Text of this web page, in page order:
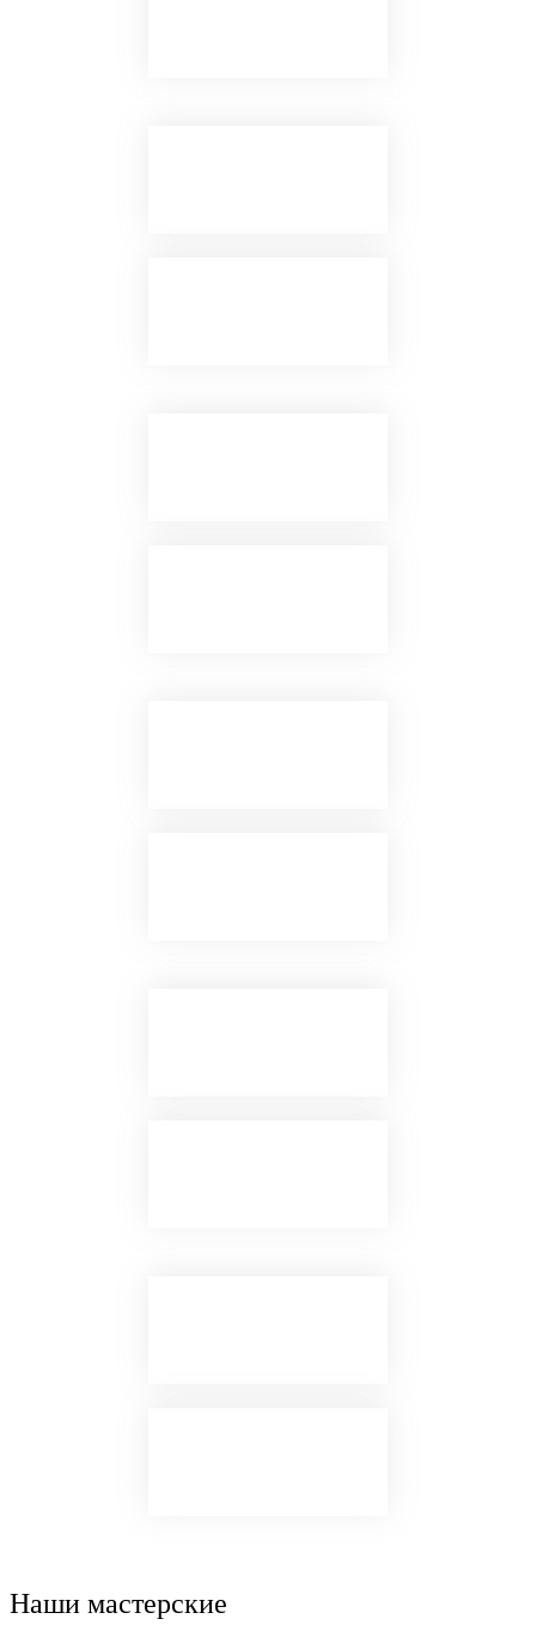
Наши мастерские